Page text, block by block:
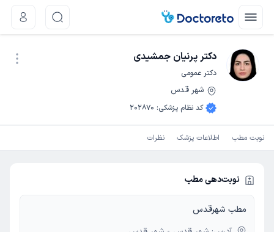
دکتر پرنیان جمشیدی
دکتر عمومی
شهر قدس
کد نظام پزشکی:
202870
نوبت مطب اطلاعات پزشک نظرات
نوبت‌دهی مطب
مطب شهرقدس